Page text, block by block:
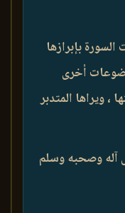
بإبرازها
أخرى
ويراها المتدبر
آله وصحبه وسلم